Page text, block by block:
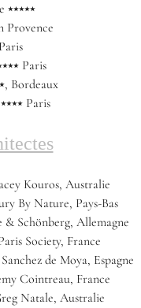
⭑⭑⭑⭑⭑
Provence
Paris
Bordeaux
Paris
Kouros, Australie
By Nature, Pays-Bas
& Schönberg, Allemagne
Society, France
de Moya, Espagne
Cointreau, France
Natale, Australie